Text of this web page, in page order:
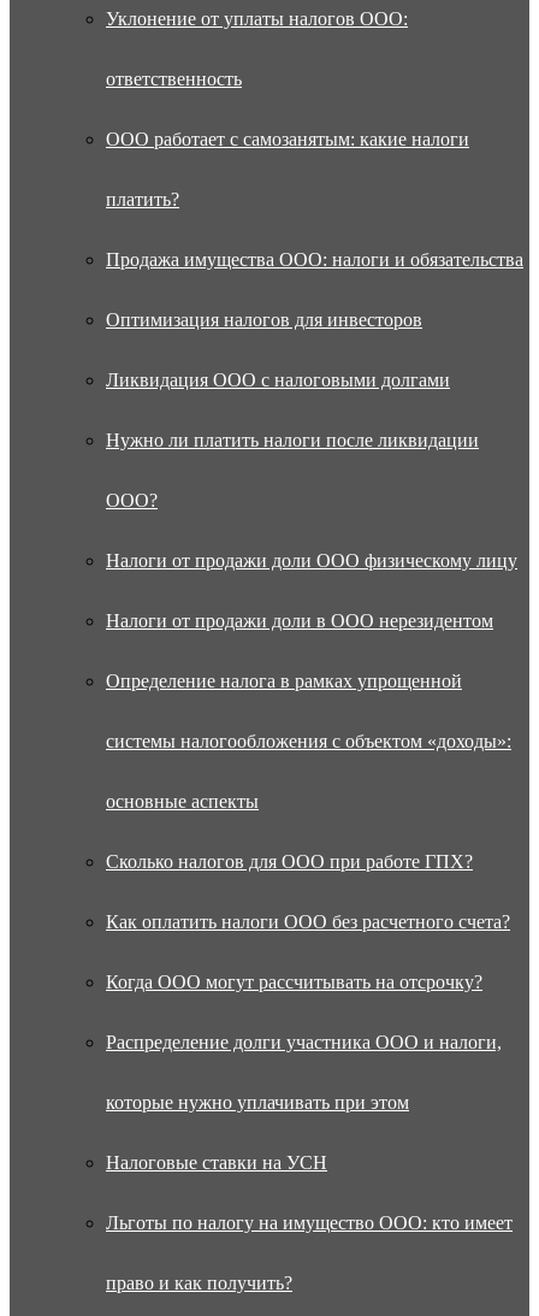
Уклонение от уплаты налогов ООО:
ответственность
ООО работает с самозанятым: какие налоги
платить?
Продажа имущества ООО: налоги и обязательства
Оптимизация налогов для инвесторов
Ликвидация ООО с налоговыми долгами
Нужно ли платить налоги после ликвидации
ООО?
Налоги от продажи доли ООО физическому лицу
Налоги от продажи доли в ООО нерезидентом
Определение налога в рамках упрощенной
системы налогообложения с объектом «доходы»:
основные аспекты
Сколько налогов для ООО при работе ГПХ?
Как оплатить налоги ООО без расчетного счета?
Когда ООО могут рассчитывать на отсрочку?
Распределение долги участника ООО и налоги,
которые нужно уплачивать при этом
Налоговые ставки на УСН
Льготы по налогу на имущество ООО: кто имеет
право и как получить?